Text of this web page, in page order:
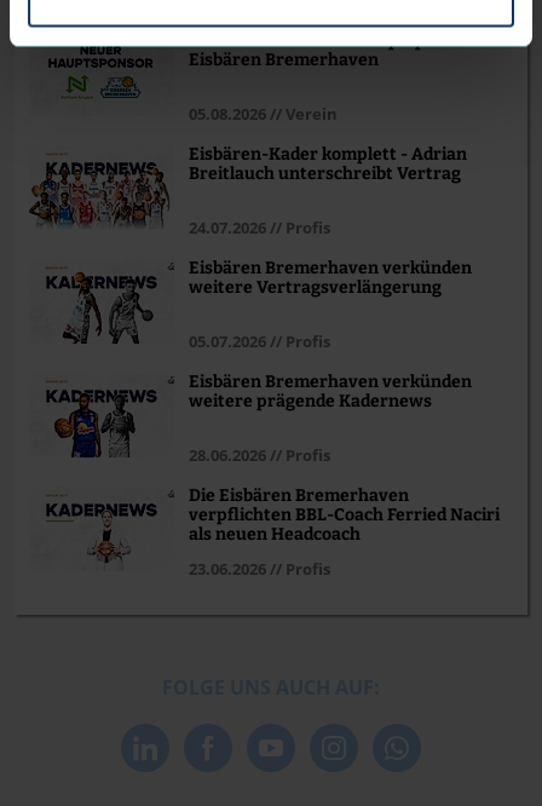
Nehlsen wird neuer Hauptsponsor der
Eisbären Bremerhaven
05.08.2026 // Verein
Eisbären-Kader komplett - Adrian
Breitlauch unterschreibt Vertrag
24.07.2026 // Profis
Eisbären Bremerhaven verkünden
weitere Vertragsverlängerung
05.07.2026 // Profis
Eisbären Bremerhaven verkünden
weitere prägende Kadernews
28.06.2026 // Profis
Die Eisbären Bremerhaven
verpflichten BBL-Coach Ferried Naciri
als neuen Headcoach
23.06.2026 // Profis